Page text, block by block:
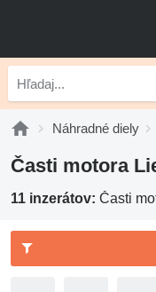
Náhradné diely
Časti motora
11 inzerátov: Časti